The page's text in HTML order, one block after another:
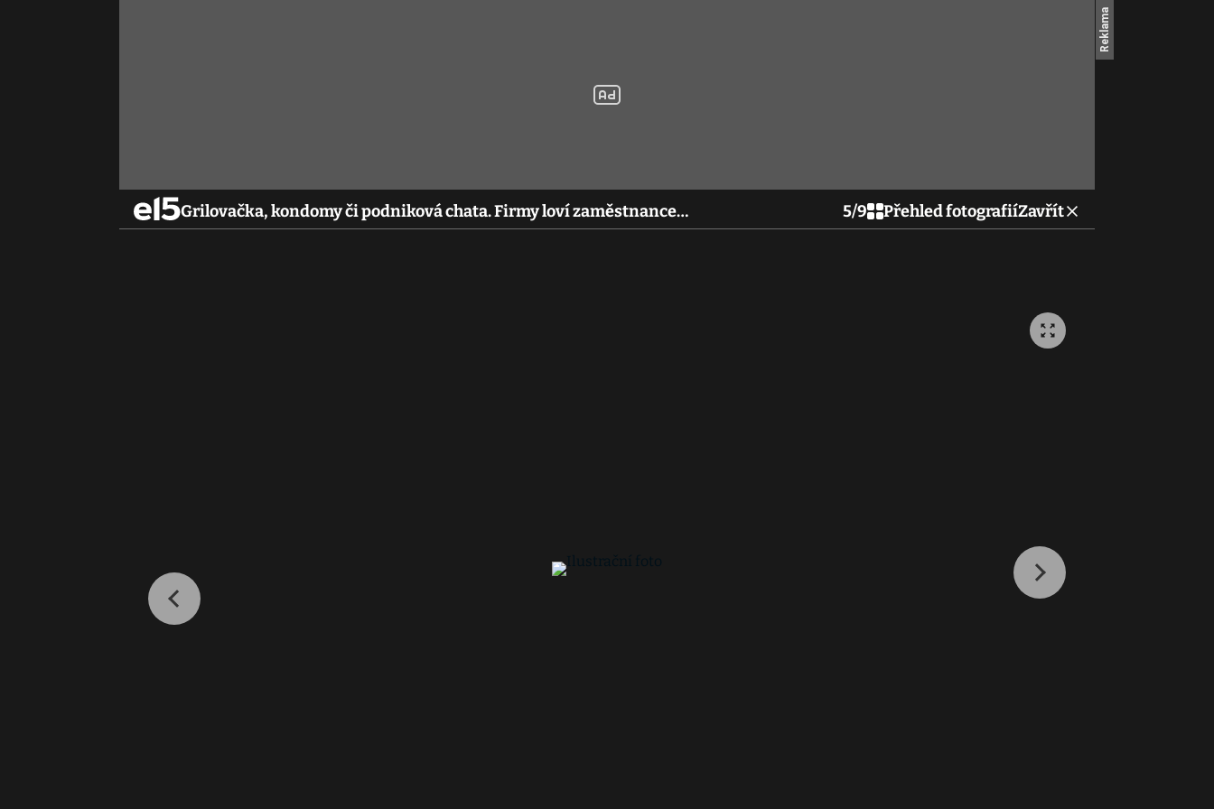
Grilovačka, kondomy či podniková chata. Firmy loví zaměstnance… 5/9 Přehled fotografiíZavřít